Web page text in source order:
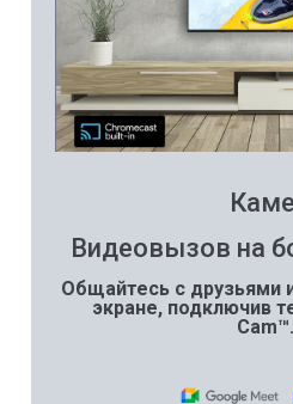
Видеовызов на
Общайтесь с друзьями
экране, подключив